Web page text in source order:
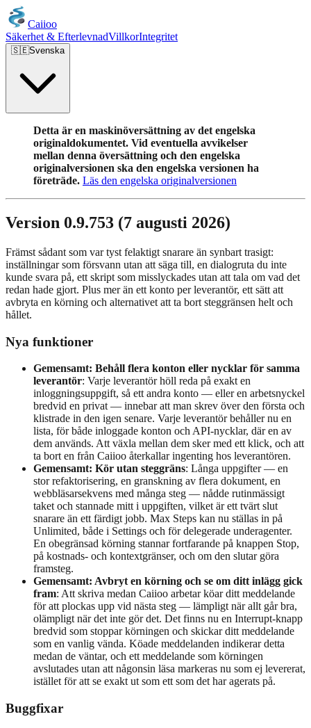
Caiioo
Säkerhet & EfterlevnadVillkorIntegritet
🇸🇪Svenska
Detta är en maskinöversättning av det engelska
originaldokumentet. Vid eventuella avvikelser
mellan denna översättning och den engelska
originalversionen ska den engelska versionen ha
företräde. Läs den engelska originalversionen
Version 0.9.753 (7 augusti 2026)
Främst sådant som var tyst felaktigt snarare än synbart trasigt:
inställningar som försvann utan att säga till, en dialogruta du inte
kunde svara på, ett skript som misslyckades utan att tala om vad det
redan hade gjort. Plus mer än ett konto per leverantör, ett sätt att
avbryta en körning och alternativet att ta bort steggränsen helt och
hållet.
Nya funktioner
Gemensamt: Behåll flera konton eller nycklar för samma
leverantör: Varje leverantör höll reda på exakt en
inloggningsuppgift, så ett andra konto — eller en arbetsnyckel
bredvid en privat — innebar att man skrev över den första och
klistrade in den igen senare. Varje leverantör behåller nu en
lista, för både inloggade konton och API-nycklar, där en av
dem används. Att växla mellan dem sker med ett klick, och att
ta bort en från Caiioo återkallar ingenting hos leverantören.
Gemensamt: Kör utan steggräns: Långa uppgifter — en
stor refaktorisering, en granskning av flera dokument, en
webbläsarsekvens med många steg — nådde rutinmässigt
taket och stannade mitt i uppgiften, vilket är ett tvärt slut
snarare än ett färdigt jobb. Max Steps kan nu ställas in på
Unlimited, både i Settings och för delegerade underagenter.
En obegränsad körning stannar fortfarande på knappen Stop,
på kostnads- och kontextgränser, och om den slutar göra
framsteg.
Gemensamt: Avbryt en körning och se om ditt inlägg gick
fram: Att skriva medan Caiioo arbetar köar ditt meddelande
för att plockas upp vid nästa steg — lämpligt när allt går bra,
olämpligt när det inte gör det. Det finns nu en Interrupt-knapp
bredvid som stoppar körningen och skickar ditt meddelande
som en vanlig vända. Köade meddelanden indikerar detta
medan de väntar, och ett meddelande som körningen
avslutades utan att någonsin läsa markeras nu som ej levererat,
istället för att se exakt ut som ett som det har agerats på.
Buggfixar